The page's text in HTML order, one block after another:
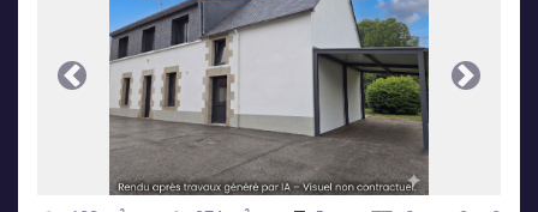
IMMOBILIER NEUF
LOCATIONS DE VACANCES
ENTREPRISES
DEVENIR FRANCHISÉ
Précédente Suivante